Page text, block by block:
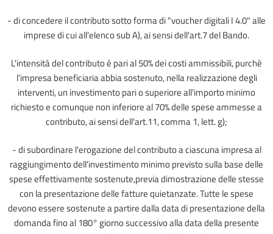
- di concedere il contributo sotto forma di "voucher digitali I 4.0" alle
imprese di cui all'elenco sub A), ai sensi dell'art.7 del Bando.
L'intensità del contributo è pari al 50% dei costi ammissibili, purchè
l'impresa beneficiaria abbia sostenuto, nella realizzazione degli
interventi, un investimento pari o superiore all'importo minimo
richiesto e comunque non inferiore al 70% delle spese ammesse a
contributo, ai sensi dell'art.11, comma 1, lett. g);
- di subordinare l'erogazione del contributo a ciascuna impresa al
raggiungimento dell'investimento minimo previsto sulla base delle
spese effettivamente sostenute,previa dimostrazione delle stesse
con la presentazione delle fatture quietanzate. Tutte le spese
devono essere sostenute a partire dalla data di presentazione della
domanda fino al 180° giorno successivo alla data della presente